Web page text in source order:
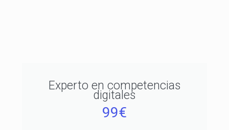
Experto en competencias
digitales
99€